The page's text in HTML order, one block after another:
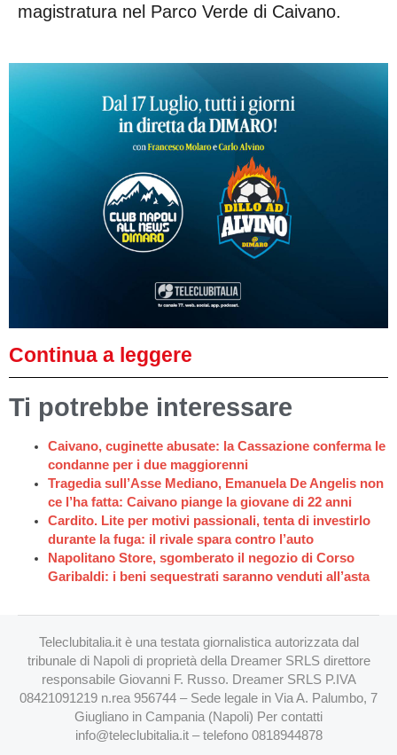
magistratura nel Parco Verde di Caivano.
Continua a leggere
Ti potrebbe interessare
Caivano, cuginette abusate: la Cassazione conferma le
condanne per i due maggiorenni
Tragedia sull’Asse Mediano, Emanuela De Angelis non
ce l’ha fatta: Caivano piange la giovane di 22 anni
Cardito. Lite per motivi passionali, tenta di investirlo
durante la fuga: il rivale spara contro l’auto
Napolitano Store, sgomberato il negozio di Corso
Garibaldi: i beni sequestrati saranno venduti all’asta
Teleclubitalia.it è una testata giornalistica autorizzata dal
tribunale di Napoli di proprietà della Dreamer SRLS direttore
responsabile Giovanni F. Russo. Dreamer SRLS P.IVA
08421091219 n.rea 956744 – Sede legale in Via A. Palumbo, 7
Giugliano in Campania (Napoli) Per contatti
info@teleclubitalia.it– telefono 0818944878